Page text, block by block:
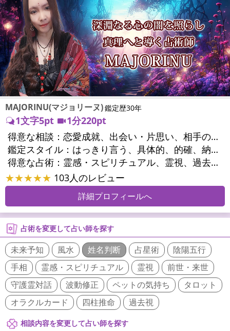
MAJORINU(マジョリーヌ)鑑定歴30年
1文字5pt
1分220pt
得意な相談：
恋愛成就、出会い・片思い、相手の気持ち、相性、縁結び、結婚、男心・女心、二人の今後、複雑な恋愛、三角関係、略奪愛、浮気、不倫、復活愛、復縁、離婚、同性愛・LGBT、人間関係、職場の人間関係、対人関係、仕事運、適職、天職、転職、進路、就職、人生全般、使命、経営相談、人事、開業、夢、目標、ビジネスチャンス、ビジネスパートナー、パワーハラスメント、セクシャルハラスメント、家族関係、夫婦関係、家庭問題、夫婦問題、親族問題、育児・子育て、シングルマザー、ドメスティックバイオレンス、相続関係、精神問題、心の問題、うつ、トラウマ、ストレス、いじめ、人生相談、霊的問題、魂の本質、前世、ペットの気持ち、パワーストーン選択、引越し・転居、方位、健康運、金運、金銭トラブル、ご近所問題、縁切り
鑑定スタイル：
はっきり言う、具体的、的確、納得感、情報量が多い、友達のように相談できる、聞き上手、とても話しやすい、じっくり聞いてくれる、愛にあふれ温かい、深く濃厚、勇気をくれる、前向き・元気になれる、実力派
得意な占術：
霊感・スピリチュアル、霊視、過去視、未来予知、前世・来世、波動修正、オーラ、エネルギー調整、ソウルメイト、チャネリング、ペットの気持ち、タロット、オラクルカード、風水、姓名判断、九星気学、四柱推命、占星術、数秘術、カラー診断、易学、祈祷、祈願、縁結び、縁切り、ダウジング、ルーン、パワーストーン、カウンセリング、オリジナル占術、ルノルマンカード
★★★★★ 103人のレビュー
詳細プロフィールへ
占術を変更して占い師を探す
未来予知 風水 姓名判断 占星術
陰陽五行
手相
霊感・スピリチュアル 霊視
前世・来世
守護霊対話
波動修正 ペットの気持ち
タロット
オラクルカード
四柱推命 過去視
相談内容を変更して占い師を探す